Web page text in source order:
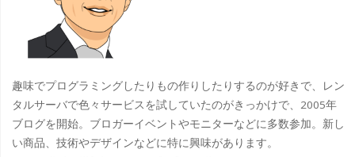
趣味でプログラミングしたりもの作りしたりするのが好きで、レン
タルサーバで色々サービスを試していたのがきっかけで、2005年
ブログを開始。ブロガーイベントやモニターなどに多数参加。新し
い商品、技術やデザインなどに特に興味があります。